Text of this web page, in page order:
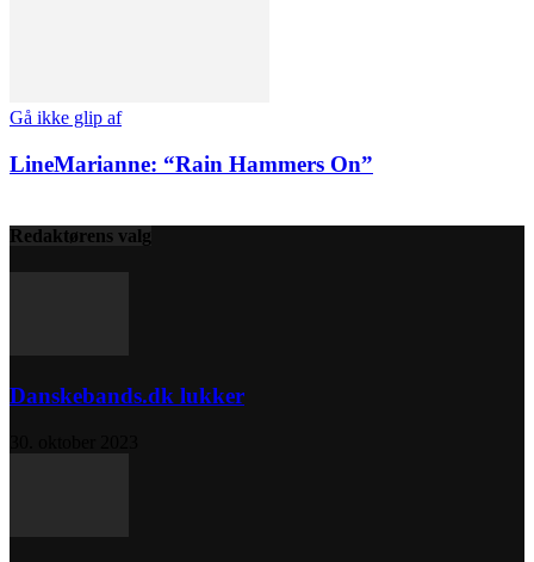
Gå ikke glip af
LineMarianne: “Rain Hammers On”
Redaktørens valg
Danskebands.dk lukker